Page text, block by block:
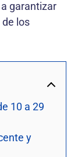
garantizar
los
10 a 29
y